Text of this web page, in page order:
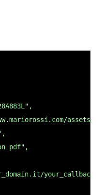
assets/
pdf",